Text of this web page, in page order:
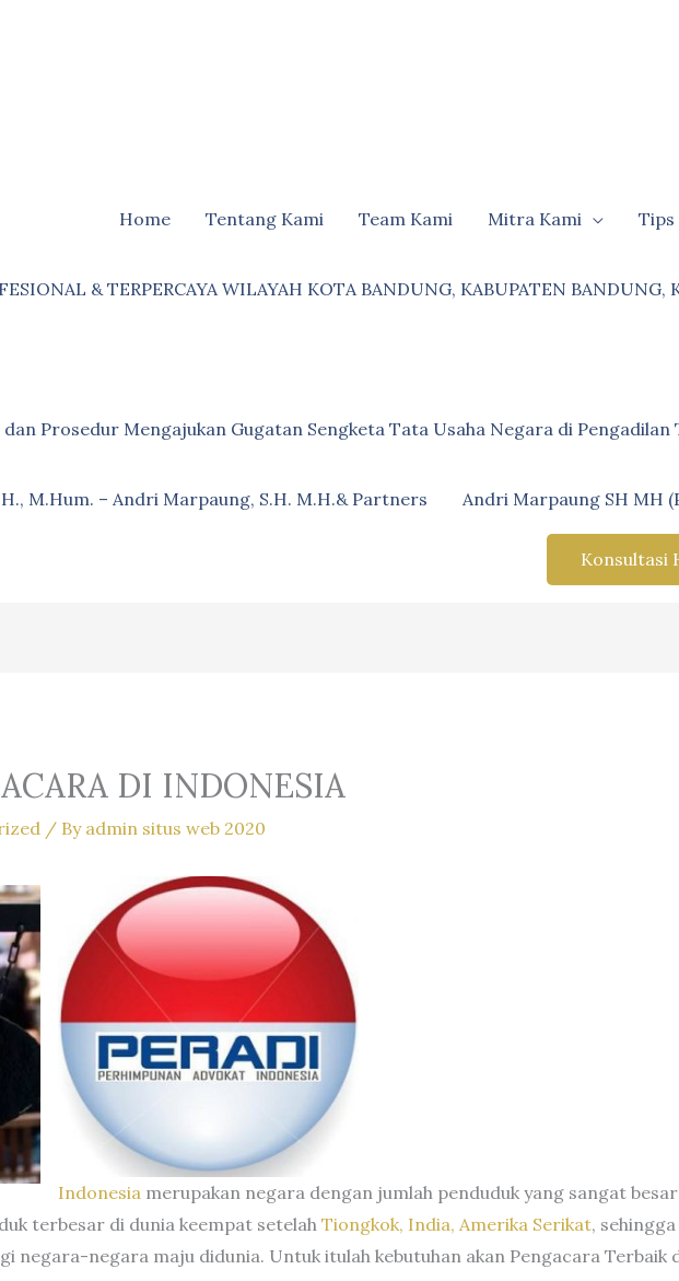
Home Tentang Kami Team Kami Mitra Kami Tips
& TERPERCAYA WILAYAH KOTA BANDUNG, KABUPATEN
Prosedur Mengajukan Gugatan Sengketa Tata Usaha Negara di
M.Hum. – Andri Marpaung, S.H. M.H.& Partners Andri Marpaung SH MH
Konsultasi
DI INDONESIA
/ By admin situs web 2020
Indonesiamerupakan negara dengan jumlah penduduk yang sangat
terbesar di dunia keempat setelah Tiongkok, India, Amerika Serikat,
negara-negara maju didunia. Untuk itulah kebutuhan akan Pengacara Terbaik